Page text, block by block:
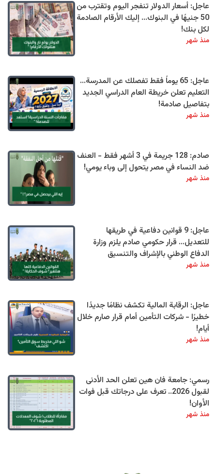
عاجل: أسعار الدولار تنفجر اليوم وتقترب من
50 جنيهًا في البنوك... إليك الأرقام الصادمة
لكل بنك!
منذ شهر
عاجل: 65 يوماً فقط تفصلك عن المدرسة...
التعليم تعلن خريطة العام الدراسي الجديد
بتفاصيل صادمة!
منذ شهر
صادم: 128 جريمة في 3 أشهر فقط - العنف
ضد النساء في مصر يتحول إلى وباء يومي!
منذ شهر
عاجل: 9 قوانين دفاعية في طريقها
للتعديل… قرار حكومي صادم يلزم وزارة
الدفاع الوطني بالإشراف والتنسيق
منذ شهر
عاجل: الرقابة المالية تكشف نظامًا جديدًا
خطيرًا - شركات التأمين أمام قرار صارم خلال
أيام!
منذ شهر
رسمي: جامعة فان هين تعلن الحد الأدنى
لقبول 2026.. تعرف على درجاتك قبل فوات
الأوان!
منذ شهر